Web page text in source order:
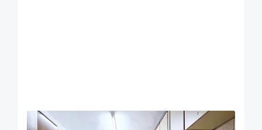
OFERTA NOUA EXCLUSIVITATE COMISION 0%